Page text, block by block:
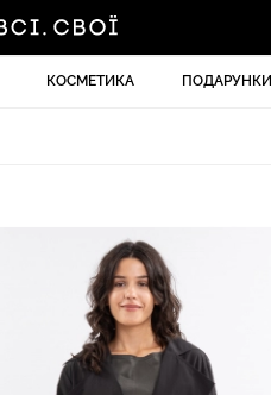
КОСМЕТИКА ПОДАРУНКИ